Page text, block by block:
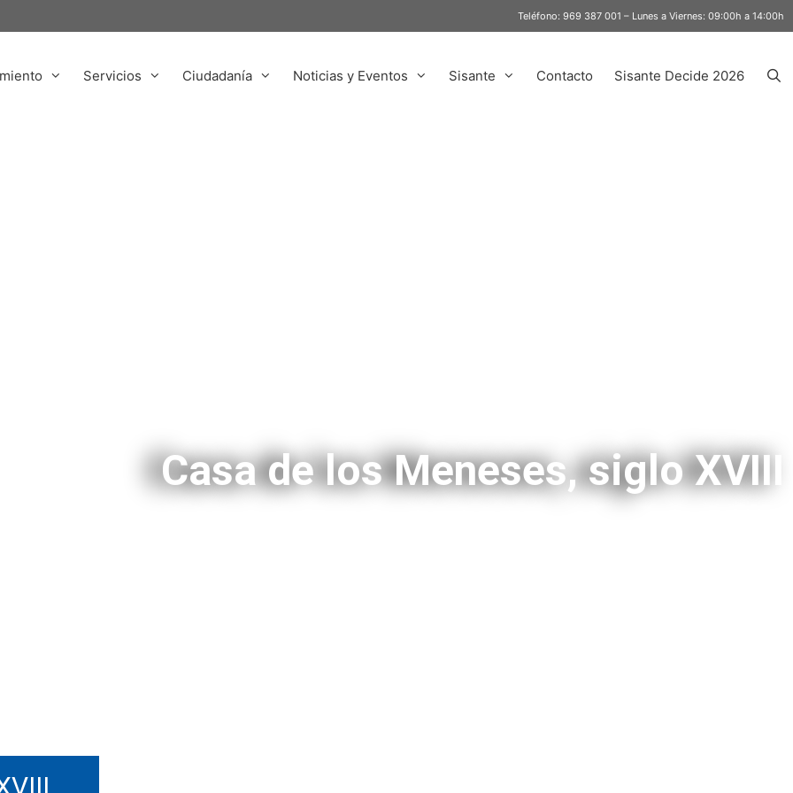
Teléfono: 969 387 001 – Lunes a Viernes: 09:00h a 14:00h
Servicios Ciudadanía Noticias y Eventos Sisante Contacto Sisante Decide 2026
Casa de los Meneses, siglo XVIII